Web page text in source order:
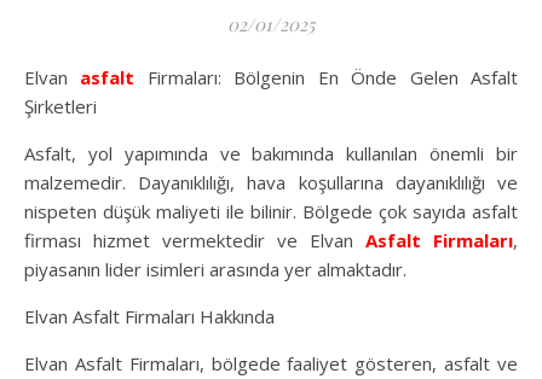
02/01/2025
Elvan asfalt Firmaları: Bölgenin En Önde Gelen Asfalt
Şirketleri
Asfalt, yol yapımında ve bakımında kullanılan önemli bir
malzemedir. Dayanıklılığı, hava koşullarına dayanıklılığı ve
nispeten düşük maliyeti ile bilinir. Bölgede çok sayıda asfalt
firması hizmet vermektedir ve Elvan Asfalt Firmaları,
piyasanın lider isimleri arasında yer almaktadır.
Elvan Asfalt Firmaları Hakkında
Elvan Asfalt Firmaları, bölgede faaliyet gösteren, asfalt ve